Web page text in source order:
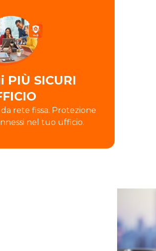
SICURI
rete fissa. Protezione
nel tuo ufficio.